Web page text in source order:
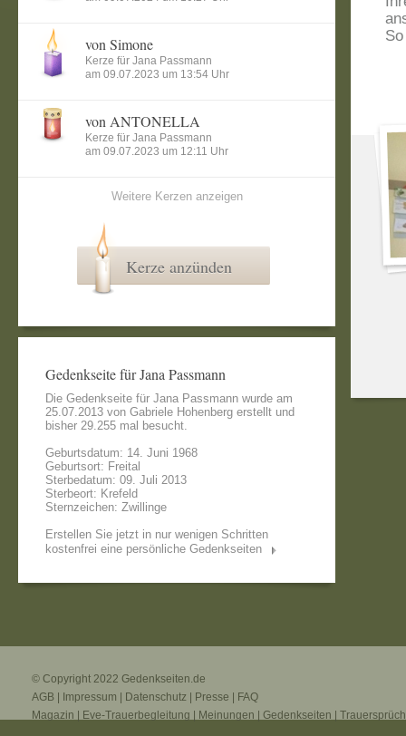
von Simone
Kerze für Jana Passmann
am 09.07.2023 um 13:54 Uhr
von ANTONELLA
Kerze für Jana Passmann
am 09.07.2023 um 12:11 Uhr
Weitere Kerzen anzeigen
Kerze anzünden
Gedenkseite für Jana Passmann
Die Gedenkseite für Jana Passmann wurde am
25.07.2013 von Gabriele Hohenberg erstellt und
bisher 29.255 mal besucht.
Geburtsdatum: 14. Juni 1968
Geburtsort: Freital
Sterbedatum: 09. Juli 2013
Sterbeort: Krefeld
Sternzeichen: Zwillinge
Erstellen Sie jetzt in nur wenigen Schritten
kostenfrei eine persönliche Gedenkseiten
© Copyright 2022 Gedenkseiten.de
AGB
Impressum Datenschutz Presse
FAQ
Magazin
Eve-Trauerbegleitung Meinungen Gedenkseiten